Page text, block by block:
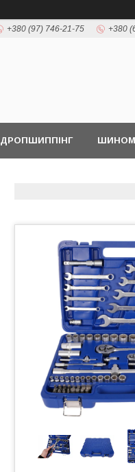
+380 (97) 746-21-75 +380
ДРОПШИППІНГ